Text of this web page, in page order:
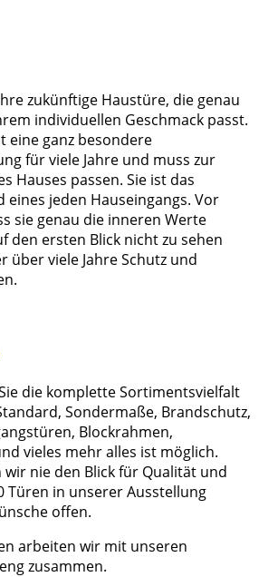
zukünftige Haustüre, die genau
individuellen Geschmack passt.
eine ganz besondere
für viele Jahre und muss zur
Hauses passen. Sie ist das
eines jeden Hauseingangs. Vor
sie genau die inneren Werte
den ersten Blick nicht zu sehen
über viele Jahre Schutz und
die komplette Sortimentsvielfalt
Sondermaße, Brandschutz,
Blockrahmen,
vieles mehr alles ist möglich.
wir nie den Blick für Qualität und
Türen in unserer Ausstellung
offen.
arbeiten wir mit unseren
zusammen.